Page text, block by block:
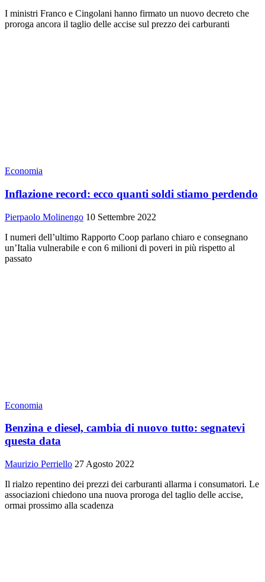
I ministri Franco e Cingolani hanno firmato un nuovo decreto che
proroga ancora il taglio delle accise sul prezzo dei carburanti
Economia
Inflazione record: ecco quanti soldi stiamo perdendo
Pierpaolo Molinengo 10 Settembre 2022
I numeri dell’ultimo Rapporto Coop parlano chiaro e consegnano
un’Italia vulnerabile e con 6 milioni di poveri in più rispetto al
passato
Economia
Benzina e diesel, cambia di nuovo tutto: segnatevi
questa data
Maurizio Perriello 27 Agosto 2022
Il rialzo repentino dei prezzi dei carburanti allarma i consumatori. Le
associazioni chiedono una nuova proroga del taglio delle accise,
ormai prossimo alla scadenza